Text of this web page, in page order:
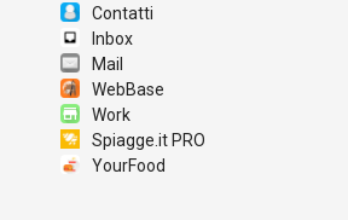
Contatti
Inbox
Mail
WebBase
Work
Spiagge.it PRO
YourFood